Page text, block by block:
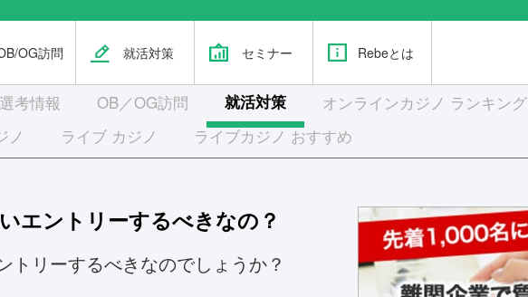
OG訪問 就活対策 セミナー Rebeとは
考情報 OB／OG訪問 就活対策
オンラインカジノ ランキング
ノ ライブ カジノ ライブカジノ おすすめ
エントリーするべきなの？
トリーするべきなのでしょうか？